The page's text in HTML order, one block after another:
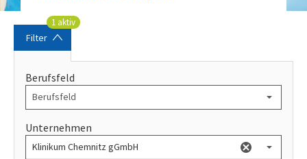
Filter
1 aktiv
Berufsfeld
Unternehmen